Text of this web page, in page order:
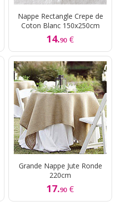
Nappe Rectangle Crepe de
Coton Blanc 150x250cm
14.90 €
Grande Nappe Jute Ronde
220cm
17.90 €